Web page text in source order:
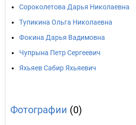
Сороколетова Дарья Николаевна
Тупикина Ольга Николаевна
Фокина Дарья Вадимовна
Чупрына Петр Сергеевич
Яхьяев Сабир Яхьяевич
Фотографии (0)